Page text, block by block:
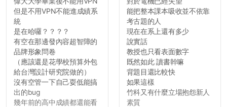
但是不用VPN不能進成績系
統
是在哈囉？？？？
有空在那邊發內容超智障的
品牌形象問卷
（應該還是花學校預算外包
給台灣設計研究院做的）
沒有空管一下自己耍低能搞
出的bug
幾年前的高中成績都還能看
能把整本課本吸收並不依靠
考古題的人
現在在系上還有多少
說實話
教授也只看表面數字
既然如此 讀書幹嘛
背題目還比較快
如果這樣
竹科又有什麼立場抱怨新人
素質